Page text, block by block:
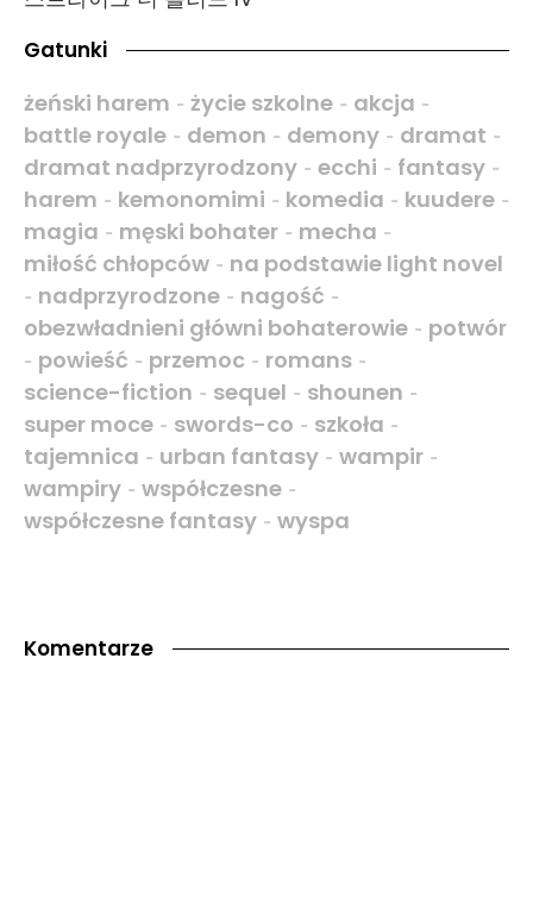
Gatunki
żeński harem - życie szkolne - akcja -
battle royale - demon - demony - dramat -
dramat nadprzyrodzony - ecchi - fantasy -
harem - kemonomimi - komedia - kuudere -
magia - męski bohater - mecha -
miłość chłopców - na podstawie light novel
- nadprzyrodzone - nagość -
obezwładnieni główni bohaterowie - potwór
- powieść - przemoc - romans -
science-fiction - sequel - shounen -
super moce - swords-co - szkoła -
tajemnica - urban fantasy - wampir -
wampiry - współczesne -
współczesne fantasy - wyspa
Komentarze